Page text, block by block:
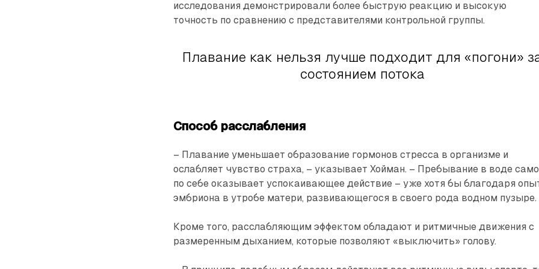
исследования демонстрировали более быструю реакцию и высокую
точность по сравнению с представителями контрольной группы.
Плавание как нельзя лучше подходит для «погони»
состоянием потока
Способ расслабления
– Плавание уменьшает образование гормонов стресса в организме и
ослабляет чувство страха, – указывает Хойман. – Пребывание в воде само
по себе оказывает успокаивающее действие – уже хотя бы благодаря
эмбриона в утробе матери, развивающегося в свое­го рода водном пузыре.
Кроме того, расслабляющим эффектом обладают и ритмичные движения с
размеренным дыханием, которые позволяют «выключить» голову.